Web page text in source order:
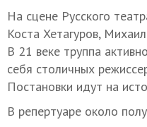
На сцене Русского
Коста Хетагуров,
В 21 веке труппа
себя столичных
Постановки идут на
В репертуаре около